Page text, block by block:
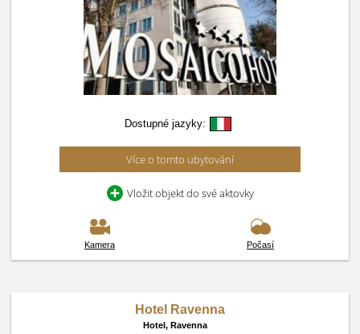
Dostupné jazyky:
Více o tomto ubytování
Vložit objekt do své aktovky
Kamera Počasí
Hotel Ravenna
Hotel, Ravenna